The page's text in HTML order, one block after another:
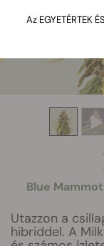
Blue
Utazzon a
hibriddel. A
Az EGYETÉRTEK